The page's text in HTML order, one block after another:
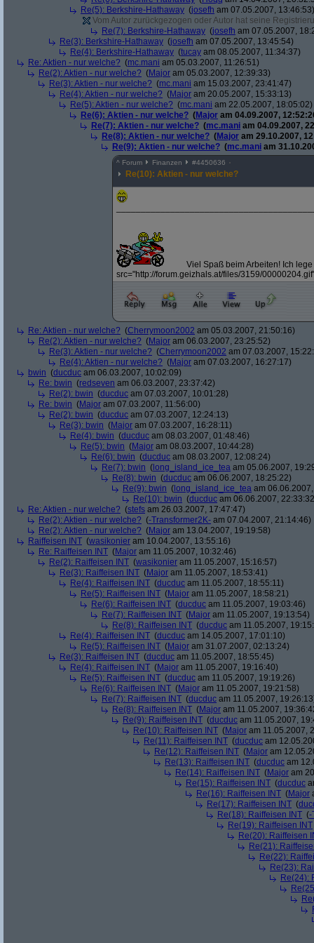
Re(5): Berkshire-Hathaway (josefh am 07.05.2007, 13:46:53)
Vom Autor zurückgezogen oder Autor hat seine
Re(7): Berkshire-Hathaway (josefh am 07.05.2007,
Re(3): Berkshire-Hathaway (josefh am 07.05.2007, 13:45:54)
Re(4): Berkshire-Hathaway (tucay am 08.05.2007, 11:34:37)
Re: Aktien - nur welche? (mc.mani am 05.03.2007, 11:26:51)
Re(2): Aktien - nur welche? (Major am 05.03.2007, 12:39:33)
Re(3): Aktien - nur welche? (mc.mani am 15.03.2007, 23:41:47)
Re(4): Aktien - nur welche? (Major am 20.05.2007, 15:33:13)
Re(5): Aktien - nur welche? (mc.mani am 22.05.2007, 18:05:02)
Re(6): Aktien - nur welche? (Major am 04.09.2007,
Re(7): Aktien - nur welche? (mc.mani am 04.09.2007,
Re(8): Aktien - nur welche? (Major am 29.10.2007,
Re(9): Aktien - nur welche? (mc.mani am
^ Forum Finanzen #4450636
Re(10): Aktien - nur welche?
Viel Spaß beim Arbeiten! Ich
src="http://forum.geizhals.at/files/3159/
Re: Aktien - nur welche? (Cherrymoon2002 am 05.03.2007, 21:50:16)
Re(2): Aktien - nur welche? (Major am 06.03.2007, 23:25:52)
Re(3): Aktien - nur welche? (Cherrymoon2002 am 07.03.2007,
Re(4): Aktien - nur welche? (Major am 07.03.2007, 16:27:17)
bwin (ducduc am 06.03.2007, 10:02:09)
Re: bwin (redseven am 06.03.2007, 23:37:42)
Re(2): bwin (ducduc am 07.03.2007, 10:01:28)
Re: bwin (Major am 07.03.2007, 11:56:00)
Re(2): bwin (ducduc am 07.03.2007, 12:24:13)
Re(3): bwin (Major am 07.03.2007, 16:28:11)
Re(4): bwin (ducduc am 08.03.2007, 01:48:46)
Re(5): bwin (Major am 08.03.2007, 10:44:28)
Re(6): bwin (ducduc am 08.03.2007, 12:08:24)
Re(7): bwin ( long_island_ice_tea am 05.06.2007,
Re(8): bwin (ducduc am 06.06.2007, 18:25:22)
Re(9): bwin ( long_island_ice_tea am
Re(10): bwin (ducduc am 06.06.2007,
Re: Aktien - nur welche? (stefs am 26.03.2007, 17:47:47)
Re(2): Aktien - nur welche? (-Transformer2K- am 07.04.2007, 21:14:46)
Re(2): Aktien - nur welche? (Major am 13.04.2007, 19:19:58)
Raiffeisen INT (wasikonier am 10.04.2007, 13:55:16)
Re: Raiffeisen INT (Major am 11.05.2007, 10:32:46)
Re(2): Raiffeisen INT (wasikonier am 11.05.2007, 15:16:57)
Re(3): Raiffeisen INT (Major am 11.05.2007, 18:53:41)
Re(4): Raiffeisen INT (ducduc am 11.05.2007, 18:55:11)
Re(5): Raiffeisen INT (Major am 11.05.2007, 18:58:21)
Re(6): Raiffeisen INT (ducduc am 11.05.2007, 19:03:46)
Re(7): Raiffeisen INT (Major am 11.05.2007, 19:13:54)
Re(8): Raiffeisen INT (ducduc am 11.05.2007,
Re(4): Raiffeisen INT (ducduc am 14.05.2007, 17:01:10)
Re(5): Raiffeisen INT (Major am 31.07.2007, 02:13:24)
Re(3): Raiffeisen INT (ducduc am 11.05.2007, 18:55:45)
Re(4): Raiffeisen INT (Major am 11.05.2007, 19:16:40)
Re(5): Raiffeisen INT (ducduc am 11.05.2007, 19:19:26)
Re(6): Raiffeisen INT (Major am 11.05.2007, 19:21:58)
Re(7): Raiffeisen INT (ducduc am 11.05.2007,
Re(8): Raiffeisen INT (Major am 11.05.2007,
Re(9): Raiffeisen INT (ducduc am 11.05.2007,
Re(10): Raiffeisen INT (Major am 11.05.2007,
Re(11): Raiffeisen INT (ducduc am
Re(12): Raiffeisen INT (Major am
Re(13): Raiffeisen INT (ducduc am
Re(14): Raiffeisen INT (Major am
Re(15): Raiffeisen INT (ducduc
Re(16): Raiffeisen INT (Major
Re(17): Raiffeisen INT (
Re(18): Raiffeisen INT (-
Re(19): Raiffeisen INT
Re(20): Raiffeisen
Re(21):
Re(22):
Re(23):
Re(24):